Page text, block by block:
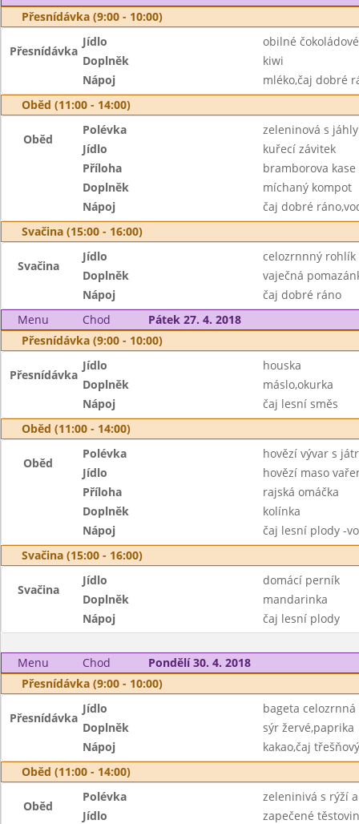
Přesnídávka (9:00 - 10:00)
Přesnídávka
Jídlo
obilné
Doplněk
kiwi
Nápoj
mléko,čaj dobré
Oběd (11:00 - 14:00)
Oběd
Polévka
zeleninová s jáhly
Jídlo
kuřecí závitek
Příloha
bramborova
Doplněk
míchaný kompot
Nápoj
čaj dobré
Svačina (15:00 - 16:00)
Svačina
Jídlo
celozrnnný rohlík
Doplněk
vaječná
Nápoj
čaj dobré ráno
Menu
Chod
Pátek 27. 4. 2018
Přesnídávka (9:00 - 10:00)
Přesnídávka
Jídlo
houska
Doplněk
máslo,okurka
Nápoj
čaj lesní směs
Oběd (11:00 - 14:00)
Oběd
Polévka
hovězí vývar s
Jídlo
hovězí maso
Příloha
rajská omáčka
Doplněk
kolínka
Nápoj
čaj lesní plody -
Svačina (15:00 - 16:00)
Svačina
Jídlo
domácí perník
Doplněk
mandarinka
Nápoj
čaj lesní plody
Menu Chod
Pondělí 30. 4. 2018
Přesnídávka (9:00 - 10:00)
Přesnídávka
Jídlo
bageta celozrnná
Doplněk
sýr žervé,paprika
Nápoj
kakao,čaj třešňový
Oběd (11:00 - 14:00)
Oběd
Polévka
zeleninivá s rýží
Jídlo
zapečené